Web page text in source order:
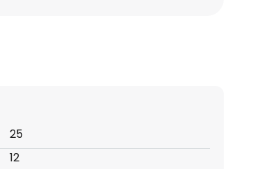
25
12